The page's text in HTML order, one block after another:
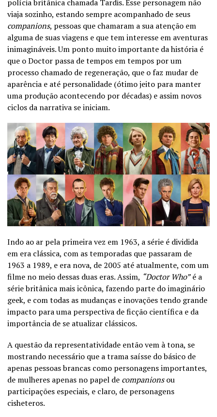
polícia britânica chamada Tardis. Esse personagem não
viaja sozinho, estando sempre acompanhado de seus
companions, pessoas que chamaram a sua atenção em
alguma de suas viagens e que tem interesse em aventuras
inimagináveis. Um ponto muito importante da história é
que o Doctor passa de tempos em tempos por um
processo chamado de regeneração, que o faz mudar de
aparência e até personalidade (ótimo jeito para manter
uma produção acontecendo por décadas) e assim novos
ciclos da narrativa se iniciam.
Indo ao ar pela primeira vez em 1963, a série é dividida
em era clássica, com as temporadas que passaram de
1963 a 1989, e era nova, de 2005 até atualmente, com um
filme no meio dessas duas eras. Assim, “Doctor Who”é a
série britânica mais icônica, fazendo parte do imaginário
geek, e com todas as mudanças e inovações tendo grande
impacto para uma perspectiva de ficção científica e da
importância de se atualizar clássicos.
A questão da representatividade então vem à tona, se
mostrando necessário que a trama saísse do básico de
apenas pessoas brancas como personagens importantes,
de mulheres apenas no papel de companionsou
participações especiais, e claro, de personagens
cisheteros.